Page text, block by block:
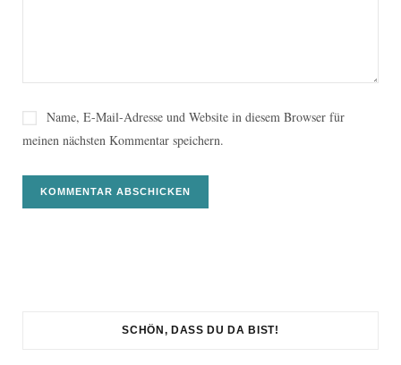
Name, E-Mail-Adresse und Website in diesem Browser für
meinen nächsten Kommentar speichern.
SCHÖN, DASS DU DA BIST!